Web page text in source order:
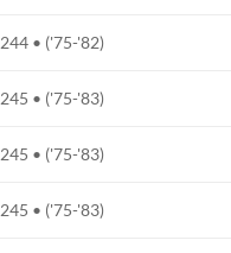
244 • ('75-'82)
245 • ('75-'83)
245 • ('75-'83)
245 • ('75-'83)